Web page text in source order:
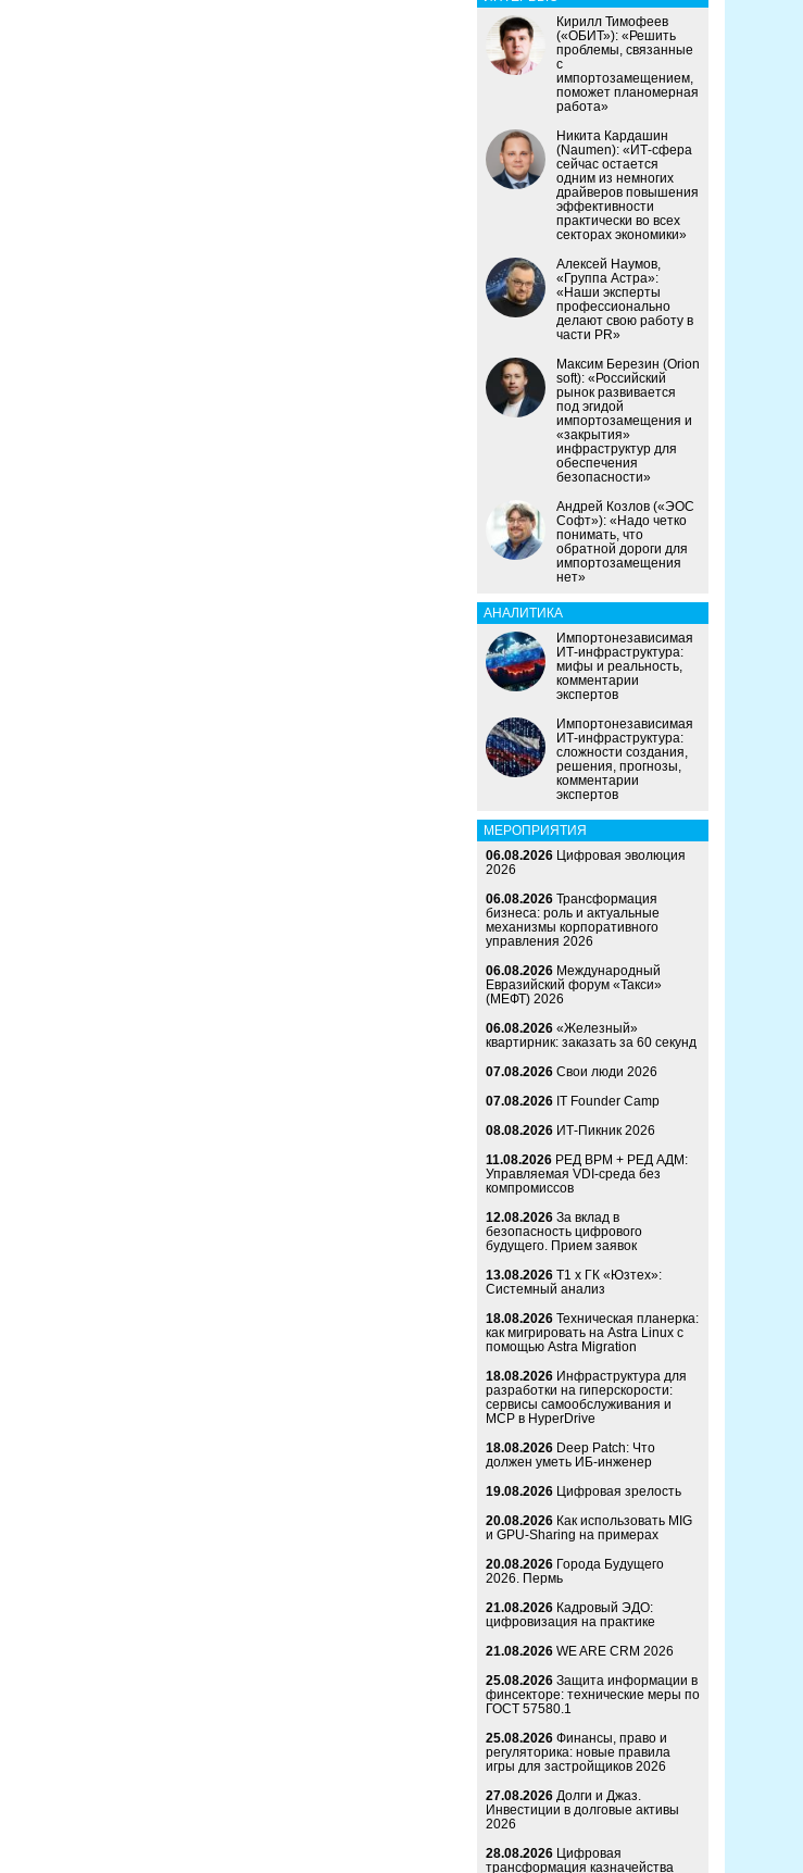
Кирилл Тимофеев
(«ОБИТ»): «Решить
проблемы, связанные
с
импортозамещением,
поможет планомерная
работа»
Никита Кардашин
(Naumen): «ИТ-сфера
сейчас остается
одним из немногих
драйверов повышения
эффективности
практически во всех
секторах экономики»
Алексей Наумов,
«Группа Астра»:
«Наши эксперты
профессионально
делают свою работу в
части PR»
Максим Березин (Orion
soft): «Российский
рынок развивается
под эгидой
импортозамещения и
«закрытия»
инфраструктур для
обеспечения
безопасности»
Андрей Козлов («ЭОС
Софт»): «Надо четко
понимать, что
обратной дороги для
импортозамещения
нет»
АНАЛИТИКА
Импортонезависимая
ИТ-инфраструктура:
мифы и реальность,
комментарии
экспертов
Импортонезависимая
ИТ-инфраструктура:
сложности создания,
решения, прогнозы,
комментарии
экспертов
МЕРОПРИЯТИЯ
06.08.2026 Цифровая эволюция
2026
06.08.2026 Трансформация
бизнеса: роль и актуальные
механизмы корпоративного
управления 2026
06.08.2026 Международный
Евразийский форум «Такси»
(МЕФТ) 2026
06.08.2026 «Железный»
квартирник: заказать за 60 секунд
07.08.2026 Свои люди 2026
07.08.2026 IT Founder Camp
08.08.2026 ИТ-Пикник 2026
11.08.2026 РЕД ВРМ + РЕД АДМ:
Управляемая VDI-среда без
компромиссов
12.08.2026 За вклад в
безопасность цифрового
будущего. Прием заявок
13.08.2026 Т1 x ГК «Юзтех»:
Системный анализ
18.08.2026 Техническая планерка:
как мигрировать на Astra Linux с
помощью Astra Migration
18.08.2026 Инфраструктура для
разработки на гиперскорости:
сервисы самообслуживания и
MCP в HyperDrive
18.08.2026 Deep Patch: Что
должен уметь ИБ-инженер
19.08.2026 Цифровая зрелость
20.08.2026 Как использовать MIG
и GPU-Sharing на примерах
20.08.2026 Города Будущего
2026. Пермь
21.08.2026 Кадровый ЭДО:
цифровизация на практике
21.08.2026 WE ARE CRM 2026
25.08.2026 Защита информации в
финсекторе: технические меры по
ГОСТ 57580.1
25.08.2026 Финансы, право и
регуляторика: новые правила
игры для застройщиков 2026
27.08.2026 Долги и Джаз.
Инвестиции в долговые активы
2026
28.08.2026 Цифровая
трансформация казначейства